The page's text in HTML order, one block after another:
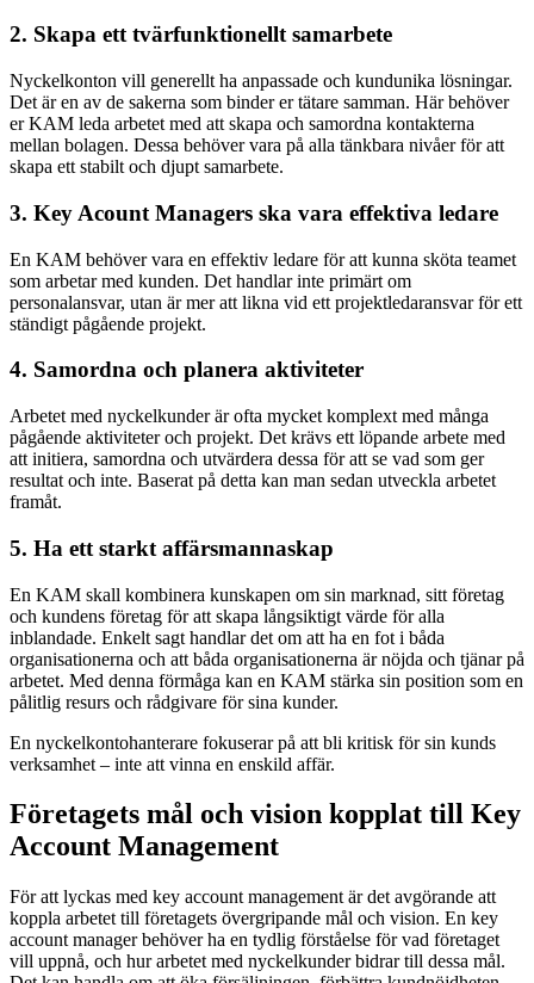
2. Skapa ett tvärfunktionellt samarbete
Nyckelkonton vill generellt ha anpassade och kundunika lösningar.
Det är en av de sakerna som binder er tätare samman. Här behöver
er KAM leda arbetet med att skapa och samordna kontakterna
mellan bolagen. Dessa behöver vara på alla tänkbara nivåer för att
skapa ett stabilt och djupt samarbete.
3. Key Acount Managers ska vara effektiva ledare
En KAM behöver vara en effektiv ledare för att kunna sköta teamet
som arbetar med kunden. Det handlar inte primärt om
personalansvar, utan är mer att likna vid ett projektledaransvar för ett
ständigt pågående projekt.
4. Samordna och planera aktiviteter
Arbetet med nyckelkunder är ofta mycket komplext med många
pågående aktiviteter och projekt. Det krävs ett löpande arbete med
att initiera, samordna och utvärdera dessa för att se vad som ger
resultat och inte. Baserat på detta kan man sedan utveckla arbetet
framåt.
5. Ha ett starkt affärsmannaskap
En KAM skall kombinera kunskapen om sin marknad, sitt företag
och kundens företag för att skapa långsiktigt värde för alla
inblandade. Enkelt sagt handlar det om att ha en fot i båda
organisationerna och att båda organisationerna är nöjda och tjänar på
arbetet. Med denna förmåga kan en KAM stärka sin position som en
pålitlig resurs och rådgivare för sina kunder.
En nyckelkontohanterare fokuserar på att bli kritisk för sin kunds
verksamhet – inte att vinna en enskild affär.
Företagets mål och vision kopplat till Key
Account Management
För att lyckas med key account management är det avgörande att
koppla arbetet till företagets övergripande mål och vision. En key
account manager behöver ha en tydlig förståelse för vad företaget
vill uppnå, och hur arbetet med nyckelkunder bidrar till dessa mål.